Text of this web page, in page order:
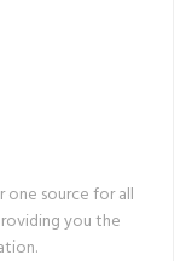
one source for all
you the